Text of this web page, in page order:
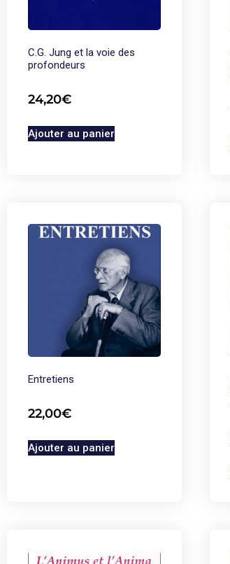
C.G. Jung et la voie des
profondeurs
24,20€
Ajouter au panier
Entretiens
22,00€
Ajouter au panier